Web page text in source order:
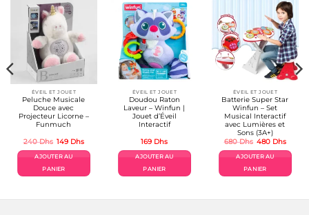
ÉVEIL ET JOUET
Peluche Musicale
Douce avec
Projecteur Licorne –
Funmuch
240Dhs Le
initial
était :
240 Dhs.
149 DhsLe
actuel
AJOUTER AU
PANIER
ÉVEIL ET JOUET
Doudou Raton
Laveur – Winfun |
Jouet d’Éveil
Interactif
169 Dhs
AJOUTER AU
PANIER
ÉVEIL ET JOUET
Batterie Super Star
Winfun – Set
Musical Interactif
avec Lumières et
Sons (3A+)
680Dhs Le
initial
était :
680 Dhs.
480 DhsLe
actuel
AJOUTER AU
PANIER